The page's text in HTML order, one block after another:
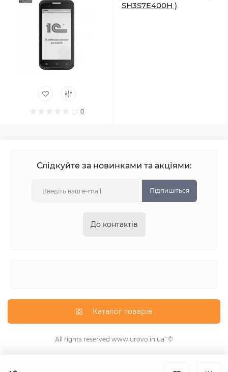
0
SH3S7E400H )
Слідкуйте за новинками та акціями:
Підпишіться
До контактів
Каталог товарів
All rights reserved www.urovo.in.ua" ©